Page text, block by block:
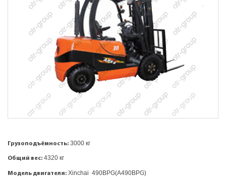
Грузоподъёмность: 3000 кг
Общий вес: 4320 кг
Модель двигателя: Xinchai 490BPG(A490BPG)